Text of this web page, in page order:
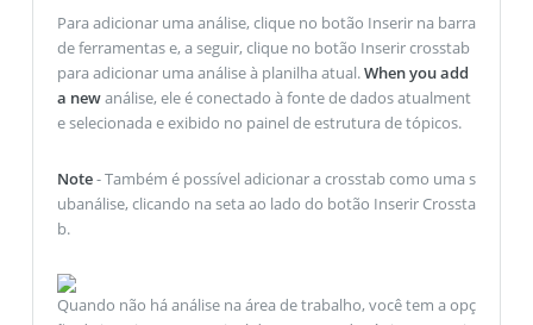
Para adicionar uma análise, clique no botão Inserir na barra
de ferramentas e, a seguir, clique no botão Inserir crosstab
para adicionar uma análise à planilha atual.When you add
a newanálise, ele é conectado à fonte de dados atualment
e selecionada e exibido no painel de estrutura de tópicos.
Note- Também é possível adicionar a crosstab como uma s
ubanálise, clicando na seta ao lado do botão Inserir Crossta
b.
Quando não há análise na área de trabalho, você tem a opç